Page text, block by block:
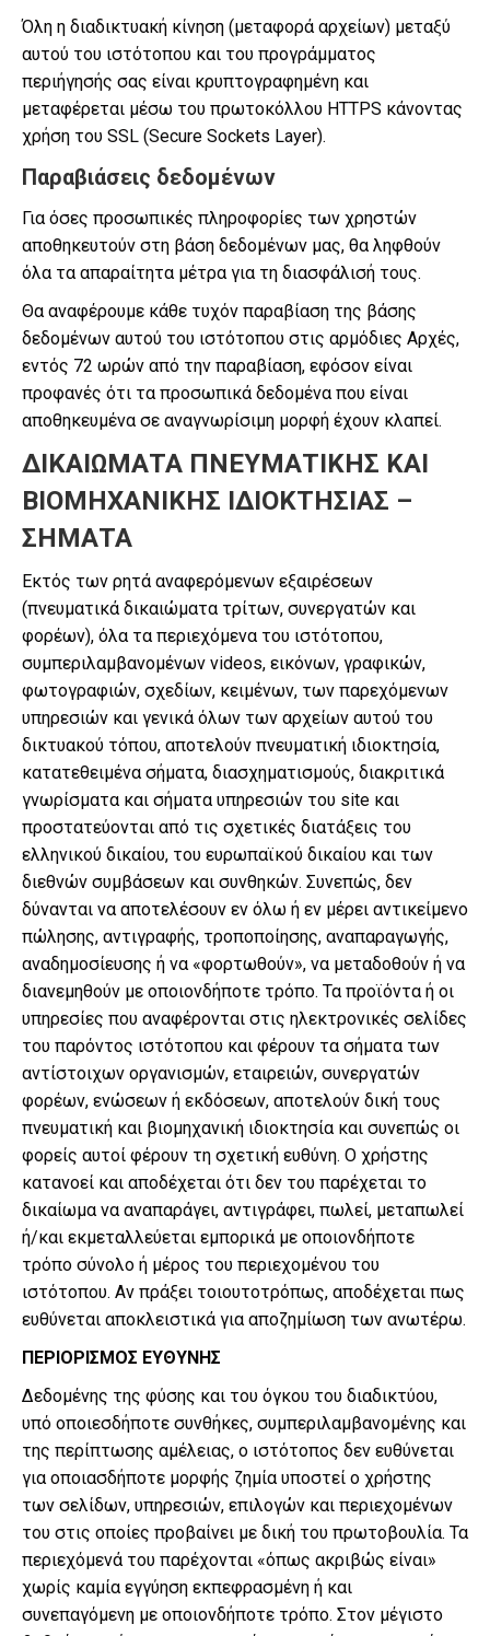
Όλη η διαδικτυακή κίνηση (μεταφορά αρχείων) μεταξύ
αυτού του ιστότοπου και του προγράμματος
περιήγησής σας είναι κρυπτογραφημένη και
μεταφέρεται μέσω του πρωτοκόλλου HTTPS κάνοντας
χρήση του SSL (Secure Sockets Layer).
Παραβιάσεις δεδομένων
Για όσες προσωπικές πληροφορίες των χρηστών
αποθηκευτούν στη βάση δεδομένων μας, θα ληφθούν
όλα τα απαραίτητα μέτρα για τη διασφάλισή τους.
Θα αναφέρουμε κάθε τυχόν παραβίαση της βάσης
δεδομένων αυτού του ιστότοπου στις αρμόδιες Αρχές,
εντός 72 ωρών από την παραβίαση, εφόσον είναι
προφανές ότι τα προσωπικά δεδομένα που είναι
αποθηκευμένα σε αναγνωρίσιμη μορφή έχουν κλαπεί.
ΔΙΚΑΙΩΜΑΤΑ ΠΝΕΥΜΑΤΙΚΗΣ ΚΑΙ
ΒΙΟΜΗΧΑΝΙΚΗΣ ΙΔΙΟΚΤΗΣΙΑΣ –
ΣΗΜΑΤΑ
Εκτός των ρητά αναφερόμενων εξαιρέσεων
(πνευματικά δικαιώματα τρίτων, συνεργατών και
φορέων), όλα τα περιεχόμενα του ιστότοπου,
συμπεριλαμβανομένων videos, εικόνων, γραφικών,
φωτογραφιών, σχεδίων, κειμένων, των παρεχόμενων
υπηρεσιών και γενικά όλων των αρχείων αυτού του
δικτυακού τόπου, αποτελούν πνευματική ιδιοκτησία,
κατατεθειμένα σήματα, διασχηματισμούς, διακριτικά
γνωρίσματα και σήματα υπηρεσιών του site και
προστατεύονται από τις σχετικές διατάξεις του
ελληνικού δικαίου, του ευρωπαϊκού δικαίου και των
διεθνών συμβάσεων και συνθηκών. Συνεπώς, δεν
δύνανται να αποτελέσουν εν όλω ή εν μέρει αντικείμενο
πώλησης, αντιγραφής, τροποποίησης, αναπαραγωγής,
αναδημοσίευσης ή να «φορτωθούν», να μεταδοθούν ή να
διανεμηθούν με οποιονδήποτε τρόπο. Τα προϊόντα ή οι
υπηρεσίες που αναφέρονται στις ηλεκτρονικές σελίδες
του παρόντος ιστότοπου και φέρουν τα σήματα των
αντίστοιχων οργανισμών, εταιρειών, συνεργατών
φορέων, ενώσεων ή εκδόσεων, αποτελούν δική τους
πνευματική και βιομηχανική ιδιοκτησία και συνεπώς οι
φορείς αυτοί φέρουν τη σχετική ευθύνη. Ο χρήστης
κατανοεί και αποδέχεται ότι δεν του παρέχεται το
δικαίωμα να αναπαράγει, αντιγράφει, πωλεί, μεταπωλεί
ή/και εκμεταλλεύεται εμπορικά με οποιονδήποτε
τρόπο σύνολο ή μέρος του περιεχομένου του
ιστότοπου. Αν πράξει τοιουτοτρόπως, αποδέχεται πως
ευθύνεται αποκλειστικά για αποζημίωση των ανωτέρω.
ΠΕΡΙΟΡΙΣΜΟΣ ΕΥΘΥΝΗΣ
Δεδομένης της φύσης και του όγκου του διαδικτύου,
υπό οποιεσδήποτε συνθήκες, συμπεριλαμβανομένης και
της περίπτωσης αμέλειας, ο ιστότοπος δεν ευθύνεται
για οποιασδήποτε μορφής ζημία υποστεί ο χρήστης
των σελίδων, υπηρεσιών, επιλογών και περιεχομένων
του στις οποίες προβαίνει με δική του πρωτοβουλία. Τα
περιεχόμενά του παρέχονται «όπως ακριβώς είναι»
χωρίς καμία εγγύηση εκπεφρασμένη ή και
συνεπαγόμενη με οποιονδήποτε τρόπο. Στον μέγιστο